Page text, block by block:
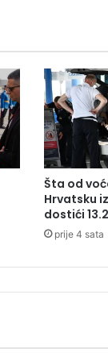
Šta od
Hrvatsku
dostići
prije 4 sata